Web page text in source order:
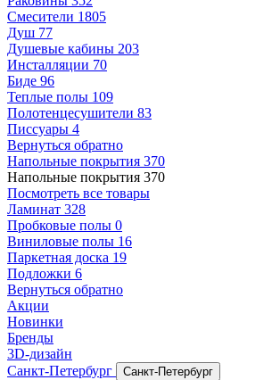
Смесители 1805
Душ 77
Душевые кабины 203
Инсталляции 70
Биде 96
Теплые полы 109
Полотенцесушители 83
Писсуары 4
Вернуться обратно
Напольные покрытия 370
Напольные покрытия 370
Посмотреть все товары
Ламинат 328
Пробковые полы 0
Виниловые полы 16
Паркетная доска 19
Подложки 6
Вернуться обратно
Акции
Новинки
Бренды
3D-дизайн
Санкт-Петербург
Санкт-Петербург